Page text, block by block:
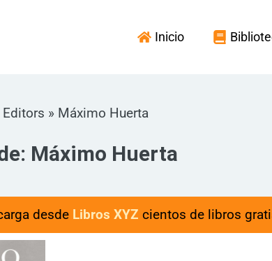
Inicio
Editors » Máximo Huerta
Máximo Huerta
desde Libros XYZ cientos de libros